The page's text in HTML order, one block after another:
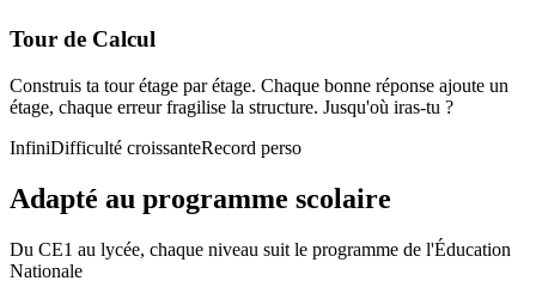
Tour de Calcul
Construis ta tour étage par étage. Chaque bonne réponse ajoute un
étage, chaque erreur fragilise la structure. Jusqu'où iras-tu ?
InfiniDifficulté croissanteRecord perso
Adapté au programme scolaire
Du CE1 au lycée, chaque niveau suit le programme de l'Éducation
Nationale